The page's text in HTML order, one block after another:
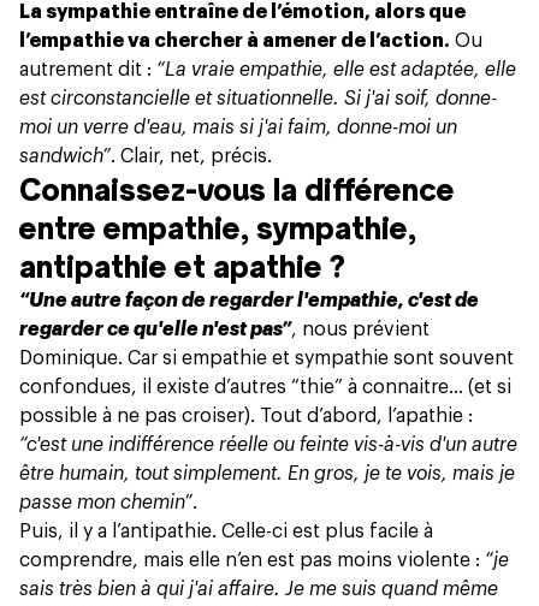
La sympathie entraîne de l’émotion, alors que
l’empathie va chercher à amener de l’action. Ou
autrement dit : “La vraie empathie, elle est adaptée, elle
est circonstancielle et situationnelle. Si j'ai soif, donne-
moi un verre d'eau, mais si j'ai faim, donne-moi un
sandwich”. Clair, net, précis.
Connaissez-vous la différence
entre empathie, sympathie,
antipathie et apathie ?
“Une autre façon de regarder l'empathie, c'est de
regarder ce qu'elle n'est pas”, nous prévient
Dominique. Car si empathie et sympathie sont souvent
confondues, il existe d’autres “thie” à connaitre… (et si
possible à ne pas croiser). Tout d’abord, l’apathie :
“c'est une indifférence réelle ou feinte vis-à-vis d'un autre
être humain, tout simplement. En gros, je te vois, mais je
passe mon chemin”.
Puis, il y a l’antipathie. Celle-ci est plus facile à
comprendre, mais elle n’en est pas moins violente : “je
sais très bien à qui j'ai affaire. Je me suis quand même